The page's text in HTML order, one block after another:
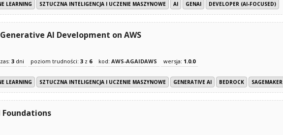
LEARNING SZTUCZNA INTELIGENCJA I UCZENIE MASZYNOWE AI GENAI DEVELOPER (AI-FOCUSED)
AI Development on AWS
3 dni poziom trudności: 3 z 6 kod: AWS-AGAIDAWS wersja: 1.0.0
LEARNING SZTUCZNA INTELIGENCJA I UCZENIE MASZYNOWE GENERATIVE AI BEDROCK SAGEMAKER